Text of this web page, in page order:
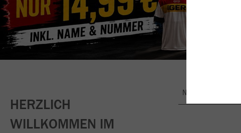
HERZLICH
WILLKOMMEN IM
Nachhaltig